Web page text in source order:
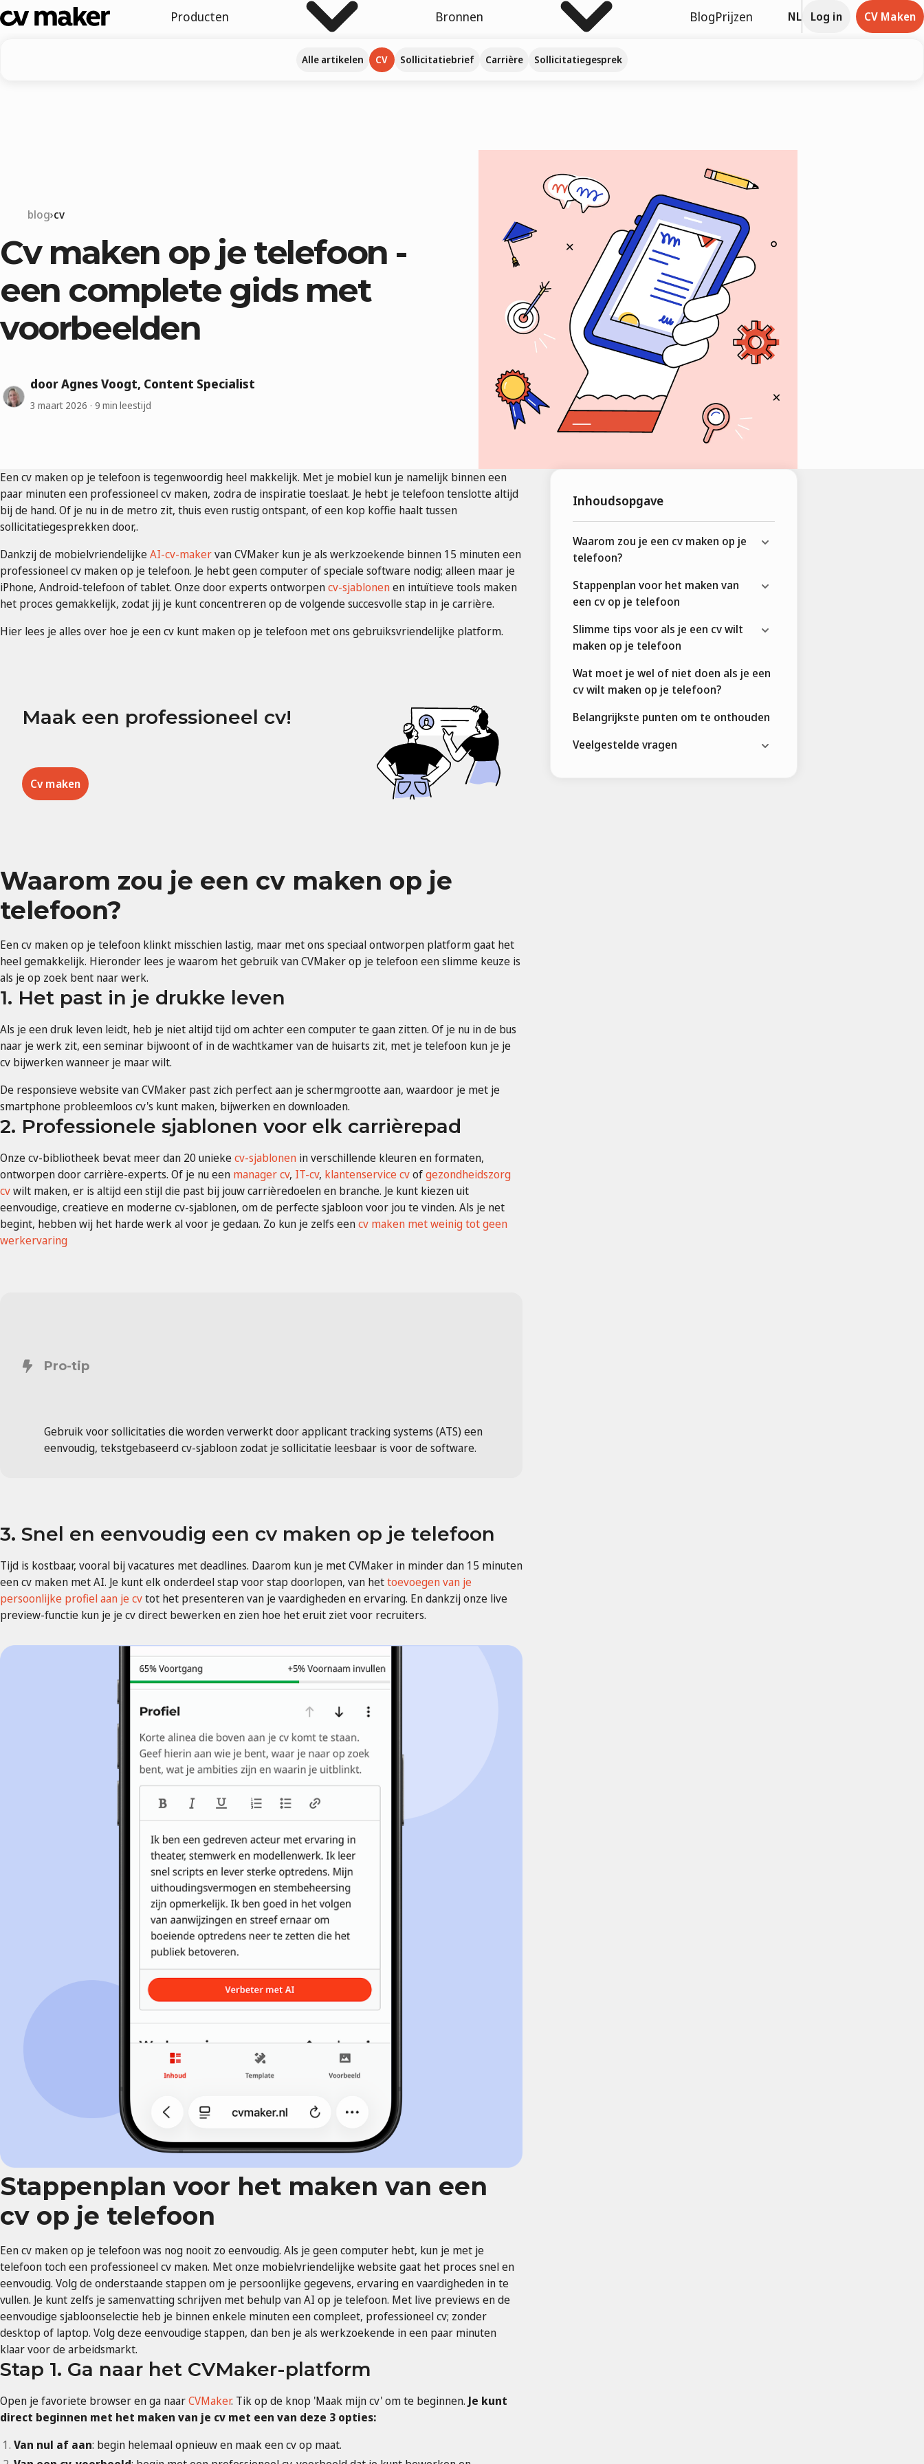
Producten Bronnen BlogPrijzen NL Log in CV Maken
Alle artikelen CV Sollicitatiebrief Carrière Sollicitatiegesprek
blog cv
Cv maken op je telefoon -
een complete gids met
voorbeelden
door Agnes Voogt, Content Specialist
3 maart 2026 9 min leestijd
Een cv maken op je telefoon is tegenwoordig heel makkelijk. Met je mobiel kun je namelijk binnen een
paar minuten een professioneel cv maken, zodra de inspiratie toeslaat. Je hebt je telefoon tenslotte altijd
bij de hand. Of je nu in de metro zit, thuis even rustig ontspant, of een kop koffie haalt tussen
sollicitatiegesprekken door,.
Dankzij de mobielvriendelijkeAI-cv-makervan CVMaker kun je als werkzoekende binnen 15 minuten een
professioneel cv maken op je telefoon. Je hebt geen computer of speciale software nodig; alleen maar je
iPhone, Android-telefoon of tablet. Onze door experts ontworpencv-sjablonenen intuïtieve tools maken
het proces gemakkelijk, zodat jij je kunt concentreren op de volgende succesvolle stap in je carrière.
Hier lees je alles over hoe je een cv kunt maken op je telefoon met ons gebruiksvriendelijke platform.
Maak een professioneel cv!
Cv maken
Waarom zou je een cv maken op je
telefoon?
Een cv maken op je telefoon klinkt misschien lastig, maar met ons speciaal ontworpen platform gaat het
heel gemakkelijk. Hieronder lees je waarom het gebruik van CVMaker op je telefoon een slimme keuze is
als je op zoek bent naar werk.
1. Het past in je drukke leven
Als je een druk leven leidt, heb je niet altijd tijd om achter een computer te gaan zitten. Of je nu in de bus
naar je werk zit, een seminar bijwoont of in de wachtkamer van de huisarts zit, met je telefoon kun je je
cv bijwerken wanneer je maar wilt.
De responsieve website van CVMaker past zich perfect aan je schermgrootte aan, waardoor je met je
smartphone probleemloos cv's kunt maken, bijwerken en downloaden.
2. Professionele sjablonen voor elk carrièrepad
Onze cv-bibliotheek bevat meer dan 20 uniekecv-sjablonen in verschillende kleuren en formaten,
ontworpen door carrière-experts. Of je nu een manager cv, IT-cv, klantenservice cvofgezondheidszorg
cvwilt maken, er is altijd een stijl die past bij jouw carrièredoelen en branche. Je kunt kiezen uit
eenvoudige, creatieve en moderne cv-sjablonen, om de perfecte sjabloon voor jou te vinden. Als je net
begint, hebben wij het harde werk al voor je gedaan. Zo kun je zelfs eencv maken met weinig tot geen
werkervaring
Pro-tip
Gebruik voor sollicitaties die worden verwerkt door applicant tracking systems (ATS) een
eenvoudig, tekstgebaseerd cv-sjabloon zodat je sollicitatie leesbaar is voor de software.
3. Snel en eenvoudig een cv maken op je telefoon
Tijd is kostbaar, vooral bij vacatures met deadlines. Daarom kun je met CVMaker in minder dan 15 minuten
een cv maken met AI. Je kunt elk onderdeel stap voor stap doorlopen, van hettoevoegen van je
persoonlijke profiel aan je cvtot het presenteren van je vaardigheden en ervaring. En dankzij onze live
preview-functie kun je je cv direct bewerken en zien hoe het eruit ziet voor recruiters.
Stappenplan voor het maken van een
cv op je telefoon
Een cv maken op je telefoon was nog nooit zo eenvoudig. Als je geen computer hebt, kun je met je
telefoon toch een professioneel cv maken. Met onze mobielvriendelijke website gaat het proces snel en
eenvoudig. Volg de onderstaande stappen om je persoonlijke gegevens, ervaring en vaardigheden in te
vullen. Je kunt zelfs je samenvatting schrijven met behulp van AI op je telefoon. Met live previews en de
eenvoudige sjabloonselectie heb je binnen enkele minuten een compleet, professioneel cv; zonder
desktop of laptop. Volg deze eenvoudige stappen, dan ben je als werkzoekende in een paar minuten
klaar voor de arbeidsmarkt.
Stap 1. Ga naar het CVMaker-platform
Open je favoriete browser en ga naarCVMaker. Tik op de knop 'Maak mijn cv' om te beginnen. Je kunt
direct beginnen met het maken van je cv met een van deze 3 opties:
Van nul af aan: begin helemaal opnieuw en maak een ​​cv op maat.
Inhoudsopgave
Waarom zou je een cv maken op je
telefoon?
Stappenplan voor het maken van
een cv op je telefoon
Slimme tips voor als je een cv wilt
maken op je telefoon
Wat moet je wel of niet doen als je een
cv wilt maken op je telefoon?
Belangrijkste punten om te onthouden
Veelgestelde vragen